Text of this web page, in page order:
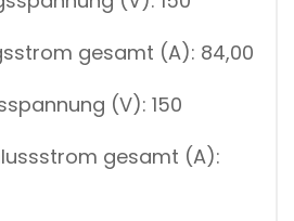
gesamt (A): 84,00
(V): 150
gesamt (A):